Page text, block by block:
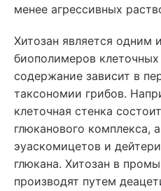
менее агрессивных
Хитозан является одним
биополимеров клеточных
содержание зависит в
таксономии грибов.
клеточная стенка
глюканового комплекса,
эуаскомицетов и
глюкана. Хитозан в
производят путем